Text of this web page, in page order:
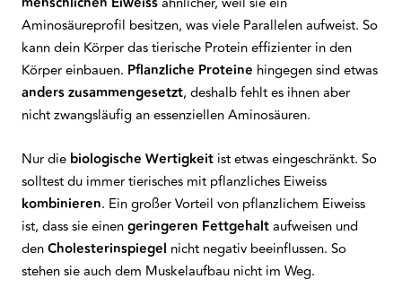
Aminosäureprofil besitzen, was viele Parallelen aufweist. So
kann dein Körper das tierische Protein effizienter in den
Körper einbauen. Pflanzliche Proteine hingegen sind etwas
anderszusammengesetzt, deshalb fehlt es ihnen aber
nicht zwangsläufig an essenziellen Aminosäuren.
Nur die biologische Wertigkeit ist etwas eingeschränkt. So
solltest du immer tierisches mit pflanzliches Eiweiss
kombinieren. Ein großer Vorteil von pflanzlichem Eiweiss
ist, dass sie einengeringeren Fettgehaltaufweisen und
denCholesterinspiegel nicht negativ beeinflussen. So
stehen sie auch dem Muskelaufbau nicht im Weg.